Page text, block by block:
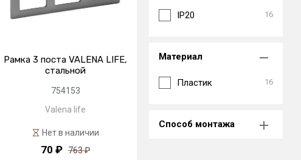
Рамка 3 поста VALENA LIFE,
стальной
754153
Valena life
Нет в наличии
70 ₽ 763 ₽
IP20 16
Материал
Пластик 16
Способ монтажа